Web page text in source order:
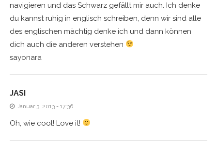
navigieren und das Schwarz gefällt mir auch. Ich denke
du kannst ruhig in englisch schreiben, denn wir sind alle
des englischen mächtig denke ich und dann können
dich auch die anderen verstehen
sayonara
JASI
Januar 3, 2013 - 17:36
Oh, wie cool! Love it!